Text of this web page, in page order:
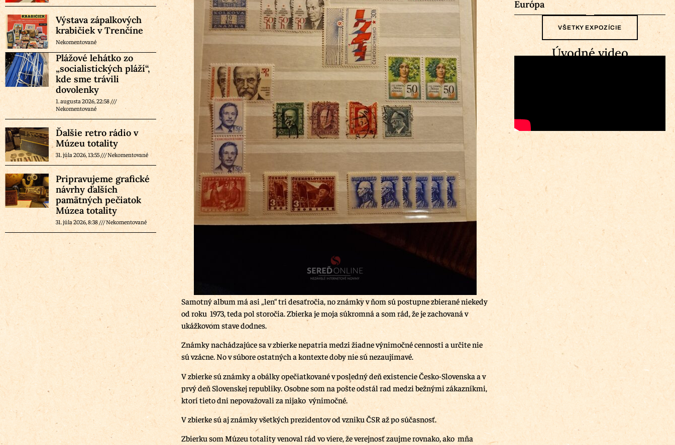
Výstava zápalkových
krabičiek v Trenčíne
Nekomentované
Plážové lehátko zo
„socialistických pláží“,
kde sme trávili
dovolenky
1. augusta 2026, 22:58
Nekomentované
Ďalšie retro rádio v
Múzeu totality
31. júla 2026, 13:55 Nekomentované
Pripravujeme grafické
návrhy ďalších
pamätných pečiatok
Múzea totality
31. júla 2026, 8:38 Nekomentované
Samotný album má asi „len“ tri desaťročia, no známky v ňom sú postupne zbierané niekedy
od roku 1973, teda pol storočia. Zbierka je moja súkromná a som rád, že je zachovaná v
ukážkovom stave dodnes.
Známky nachádzajúce sa v zbierke nepatria medzi žiadne výnimočné cennosti a určite nie
sú vzácne. No v súbore ostatných a kontexte doby nie sú nezaujímavé.
V zbierke sú známky a obálky opečiatkované v posledný deň existencie Česko-Slovenska a v
prvý deň Slovenskej republiky. Osobne som na pošte odstál rad medzi bežnými zákazníkmi,
ktorí tieto dni nepovažovali za nijako výnimočné.
V zbierke sú aj známky všetkých prezidentov od vzniku ČSR až po súčasnosť.
Zbierku som Múzeu totality venoval rád vo viere, že verejnosť zaujme rovnako, ako mňa
Európa
VŠETKY EXPOZÍCIE
Úvodné video